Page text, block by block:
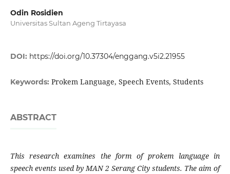
Odin Rosidien
Universitas Sultan Ageng Tirtayasa
DOI: https://doi.org/10.37304/enggang.v5i2.21955
Keywords: Prokem Language, Speech Events, Students
ABSTRACT
This research examines the form of prokem language in
speech events used by MAN 2 Serang City students. The aim of